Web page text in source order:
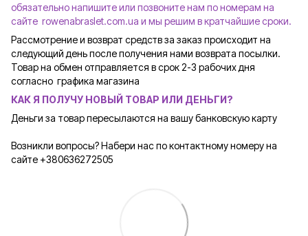
обязательно напишите или позвоните нам по номерам на
сайте rowenabraslet.com.ua и мы решим в кратчайшие сроки.
Рассмотрение и возврат средств за заказ происходит на
следующий день после получения нами возврата посылки.
Товар на обмен отправляется в срок 2-3 рабочих дня
согласно графика магазина
КАК Я ПОЛУЧУ НОВЫЙ ТОВАР ИЛИ ДЕНЬГИ?
Деньги за товар пересылаются на вашу банковскую карту
Возникли вопросы? Набери нас по контактному номеру на
сайте +380636272505